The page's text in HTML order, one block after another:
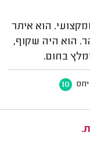
הוא איתר
הוא היה שקוף,
בחום.
יחס 10